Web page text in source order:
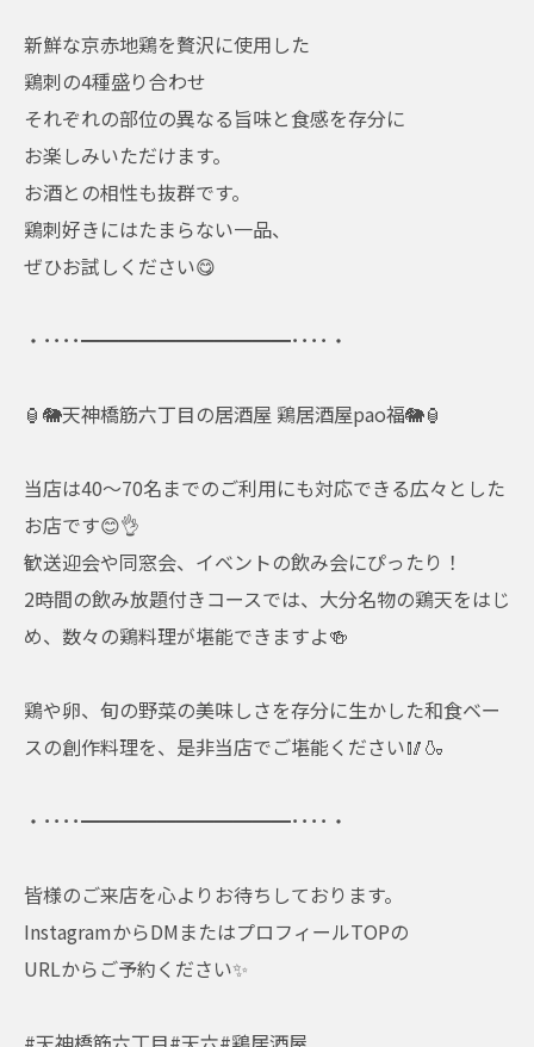
新鮮な京赤地鶏を贅沢に使用した
鶏刺の4種盛り合わせ
それぞれの部位の異なる旨味と食感を存分に
お楽しみいただけます。
お酒との相性も抜群です。
鶏刺好きにはたまらない一品、
ぜひお試しください😋
・････━━━━━━━━━━━････・
🏮🐘天神橋筋六丁目の居酒屋 鶏居酒屋pao福🐘🏮
当店は40～70名までのご利用にも対応できる広々とした
お店です😊👌
歓送迎会や同窓会、イベントの飲み会にぴったり！
2時間の飲み放題付きコースでは、大分名物の鶏天をはじ
め、数々の鶏料理が堪能できますよ🍻
鶏や卵、旬の野菜の美味しさを存分に生かした和食ベー
スの創作料理を、是非当店でご堪能ください🥢🍶
・････━━━━━━━━━━━････・
皆様のご来店を心よりお待ちしております。
InstagramからDMまたはプロフィールTOPの
URLからご予約ください✨